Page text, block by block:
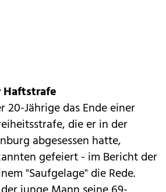
Haftstrafe
20-Jährige das Ende einer
die er in der
abgesessen hatte,
gefeiert - im Bericht der
"Saufgelage" die Rede.